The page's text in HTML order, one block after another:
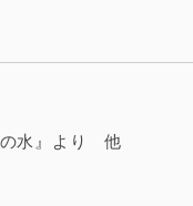
の水』より 他